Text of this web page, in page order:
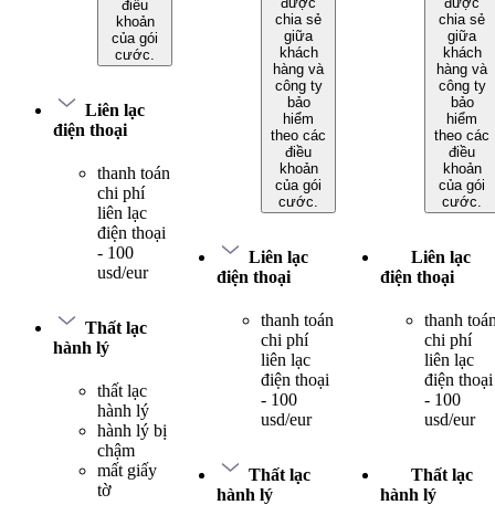
điều
khoản
của gói
cước.
Liên lạc
điện thoại
thanh toán
chi phí
liên lạc
điện thoại
- 100
usd/eur
Thất lạc
hành lý
thất lạc
hành lý
hành lý bị
chậm
mất giấy
tờ
chia sẻ
giữa
khách
hàng và
công ty
bảo
hiểm
theo các
điều
khoản
của gói
cước.
Liên lạc
điện thoại
thanh toán
chi phí
liên lạc
điện thoại
- 100
usd/eur
Thất lạc
hành lý
chia sẻ
giữa
khách
hàng và
công ty
bảo
hiểm
theo các
điều
khoản
của gói
cước.
Liên lạc
điện thoại
thanh
chi phí
liên lạc
điện thoại
- 100
usd/eur
Thất lạc
hành lý